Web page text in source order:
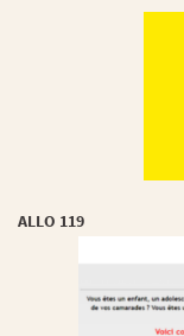
ALLO 119